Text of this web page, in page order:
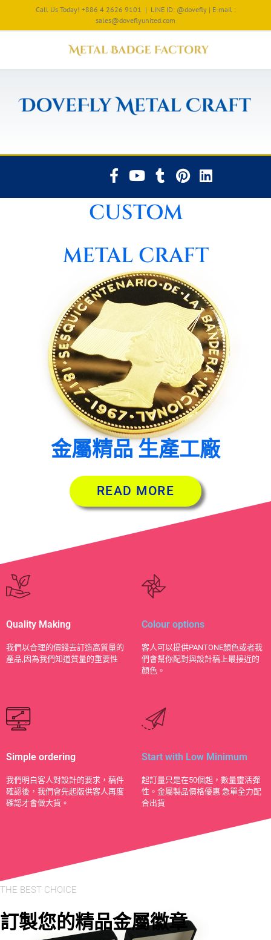
Call Us Today! +886 4 2626 9101 | LINE ID: @dovefly | E-mail :
sales@doveflyunited.com
CUSTOM
METAL CRAFT
金屬精品 生產工廠
READ MORE
Quality Making
​我們以合理的價錢去訂造高質量的
產品,因為我們知道質量的重要性
Colour options
客人可以提供PANTONE顏色或者我
們會幫你配對與設計稿上最接近的
顏色。
Simple ordering
我們明白客人對設計的要求，稿件
確認後，我們會先起版供客人再度
確認才會做大貨。
Start with Low Minimum
起訂量只是在50個起，數量靈活彈
性。金屬製品價格優惠 急單全力配
合出貨
THE BEST CHOICE
訂製您的精品金屬徽章